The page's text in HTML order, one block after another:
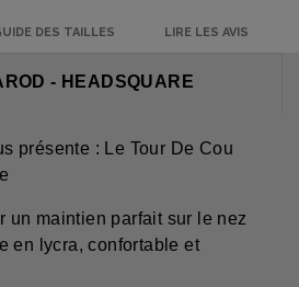
DES TAILLES LIRE LES AVIS
- HEADSQUARE
présente : Le Tour De Cou
un maintien parfait sur le nez
en lycra, confortable et